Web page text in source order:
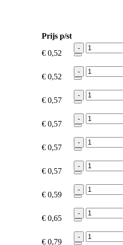
Prijs p/st
€ 0,52
-
€ 0,52
-
€ 0,57
-
€ 0,57
-
€ 0,57
-
€ 0,57
-
€ 0,59
-
€ 0,65
-
€ 0,79
-